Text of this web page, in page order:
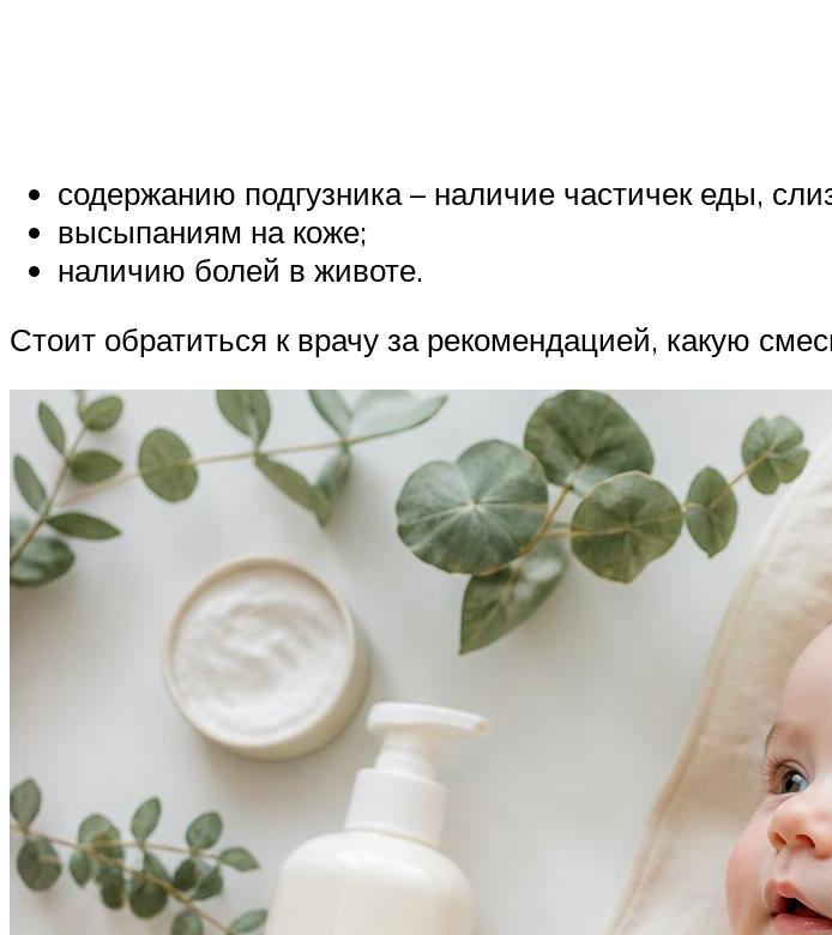
содержанию подгузника – наличие частичек еды,
высыпаниям на коже;
наличию болей в животе.
Стоит обратиться к врачу за рекомендацией, какую